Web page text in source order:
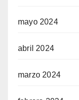
mayo 2024
abril 2024
marzo 2024